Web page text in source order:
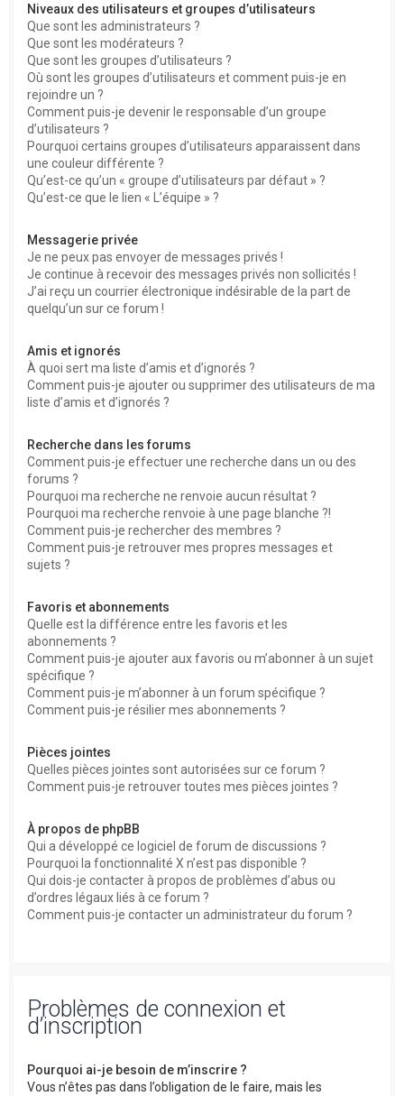
Niveaux des utilisateurs et groupes d’utilisateurs
Que sont les administrateurs ?
Que sont les modérateurs ?
Que sont les groupes d’utilisateurs ?
Où sont les groupes d’utilisateurs et comment puis-je en
rejoindre un ?
Comment puis-je devenir le responsable d’un groupe
d’utilisateurs ?
Pourquoi certains groupes d’utilisateurs apparaissent dans
une couleur différente ?
Qu’est-ce qu’un « groupe d’utilisateurs par défaut » ?
Qu’est-ce que le lien « L’équipe » ?
Messagerie privée
Je ne peux pas envoyer de messages privés !
Je continue à recevoir des messages privés non sollicités !
J’ai reçu un courrier électronique indésirable de la part de
quelqu’un sur ce forum !
Amis et ignorés
À quoi sert ma liste d’amis et d’ignorés ?
Comment puis-je ajouter ou supprimer des utilisateurs de ma
liste d’amis et d’ignorés ?
Recherche dans les forums
Comment puis-je effectuer une recherche dans un ou des
forums ?
Pourquoi ma recherche ne renvoie aucun résultat ?
Pourquoi ma recherche renvoie à une page blanche ?!
Comment puis-je rechercher des membres ?
Comment puis-je retrouver mes propres messages et
sujets ?
Favoris et abonnements
Quelle est la différence entre les favoris et les
abonnements ?
Comment puis-je ajouter aux favoris ou m’abonner à un sujet
spécifique ?
Comment puis-je m’abonner à un forum spécifique ?
Comment puis-je résilier mes abonnements ?
Pièces jointes
Quelles pièces jointes sont autorisées sur ce forum ?
Comment puis-je retrouver toutes mes pièces jointes ?
À propos de phpBB
Qui a développé ce logiciel de forum de discussions ?
Pourquoi la fonctionnalité X n’est pas disponible ?
Qui dois-je contacter à propos de problèmes d’abus ou
d’ordres légaux liés à ce forum ?
Comment puis-je contacter un administrateur du forum ?
Problèmes de connexion et
d’inscription
Pourquoi ai-je besoin de m’inscrire ?
Vous n’êtes pas dans l’obligation de le faire, mais les